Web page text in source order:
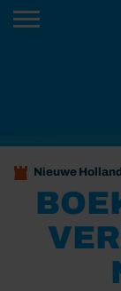
Nieuwe